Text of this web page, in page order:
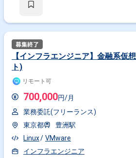
【インフラエンジニア】金融系仮
ト)
リモート可
700,000円/月
業務委託(フリーランス)
東京都
豊洲駅
Linux
VMware
インフラエンジニア